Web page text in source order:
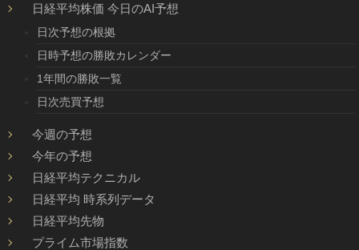
日経平均株価 今日のAI予想
日次予想の根拠
日時予想の勝敗カレンダー
1年間の勝敗一覧
日次売買予想
今週の予想
今年の予想
日経平均テクニカル
日経平均 時系列データ
日経平均先物
プライム市場指数